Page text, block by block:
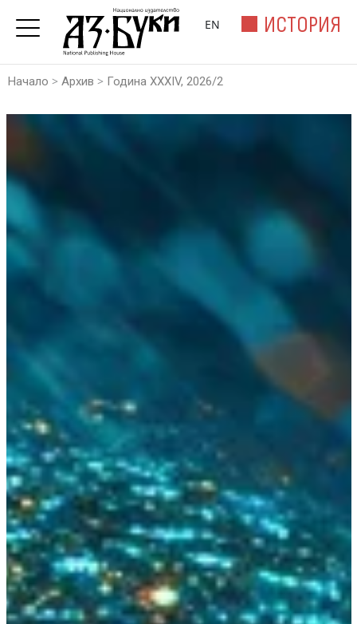
ИСТОРИЯ
EN
Начало > Архив > Година XXXIV, 2026/2